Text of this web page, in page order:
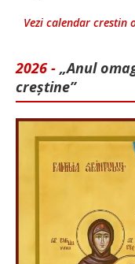
Vezi calendar crestin
2026 - „Anul
creștine”